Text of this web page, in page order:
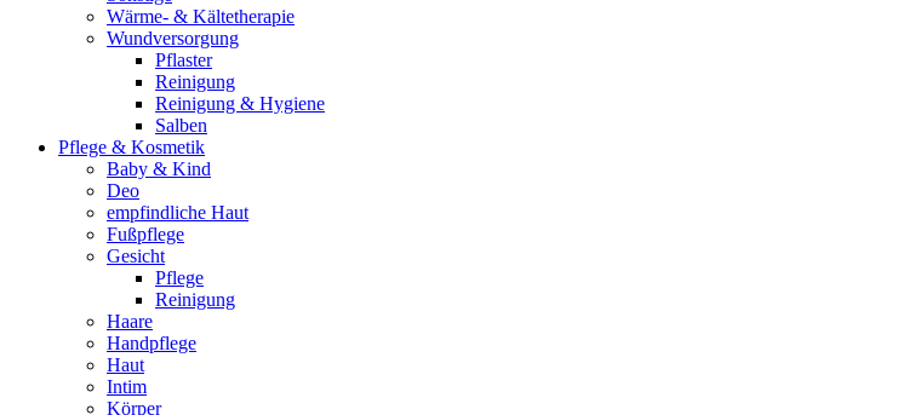
Wärme- & Kältetherapie
Wundversorgung
Pflaster
Reinigung
Reinigung & Hygiene
Salben
Pflege & Kosmetik
Baby & Kind
Deo
empfindliche Haut
Fußpflege
Gesicht
Pflege
Reinigung
Haare
Handpflege
Haut
Intim
Körper